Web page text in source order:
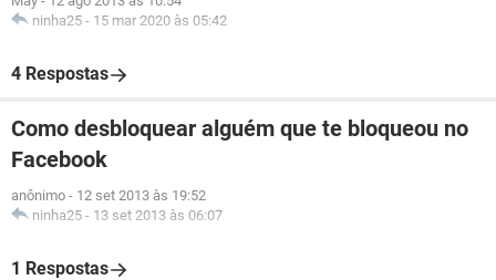
ninha25 - 15 mar 2020 às 05:42
4 Respostas
Como desbloquear alguém que te bloqueou no
Facebook
anônimo - 12 set 2013 às 19:52
ninha25 - 13 set 2013 às 06:07
1 Respostas